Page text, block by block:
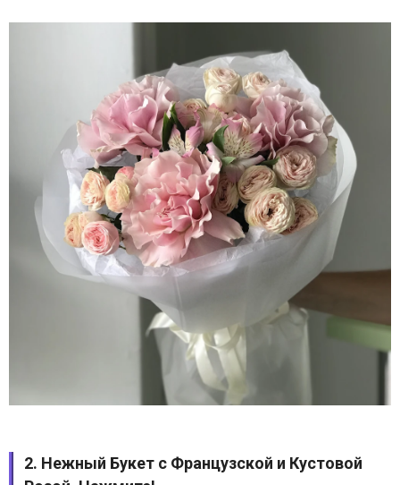
2. Нежный Букет с Французской и Кустовой